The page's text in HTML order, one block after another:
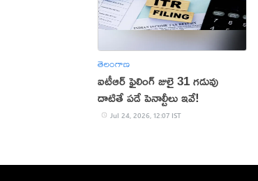
తెలంగాణ
ఐటీఆర్ ఫైలింగ్ జులై 31 గడువు
దాటితే పడే పెనాల్టీలు ఇవే!
Jul 24, 2026, 12:07 IST